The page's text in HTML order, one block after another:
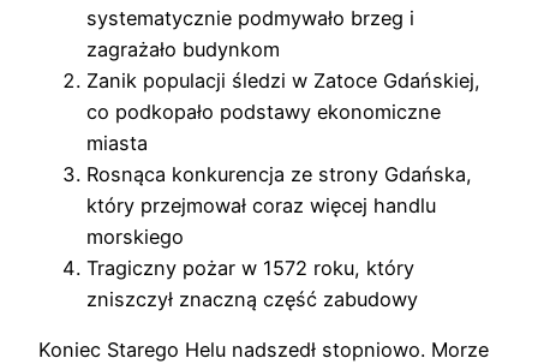
systematycznie podmywało brzeg i
zagrażało budynkom
Zanik populacji śledzi w Zatoce Gdańskiej,
co podkopało podstawy ekonomiczne
miasta
Rosnąca konkurencja ze strony Gdańska,
który przejmował coraz więcej handlu
morskiego
Tragiczny pożar w 1572 roku, który
zniszczył znaczną część zabudowy
Koniec Starego Helu nadszedł stopniowo. Morze